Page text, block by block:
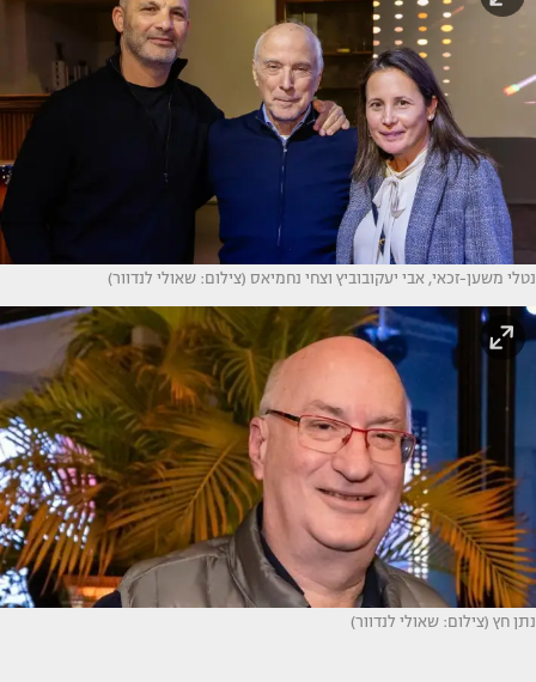
נטלי משען-זכאי, אבי יעקובוביץ וצחי נחמיאס (צילום: שאולי לנדוור)
נתן חץ (צילום: שאולי לנדוור)